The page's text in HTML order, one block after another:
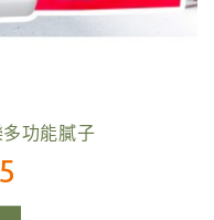
多功能膩子